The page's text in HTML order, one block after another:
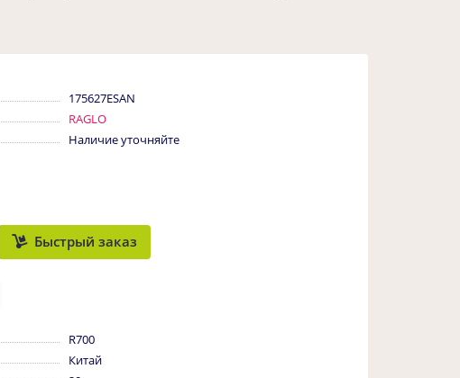
175627ESAN
RAGLO
Наличие уточняйте
Быстрый заказ
R700
Китай